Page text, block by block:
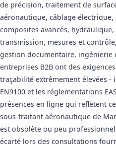
de précision, traitement de
aéronautique, câblage
composites avancés, hydraulique,
transmission, mesures et
gestion documentaire, ingénierie
entreprises B2B ont des
traçabilité extrêmement élevées -
EN9100 et les réglementations
présences en ligne qui reflètent
sous-traitant aéronautique de
est obsolète ou peu
écarté lors des consultations